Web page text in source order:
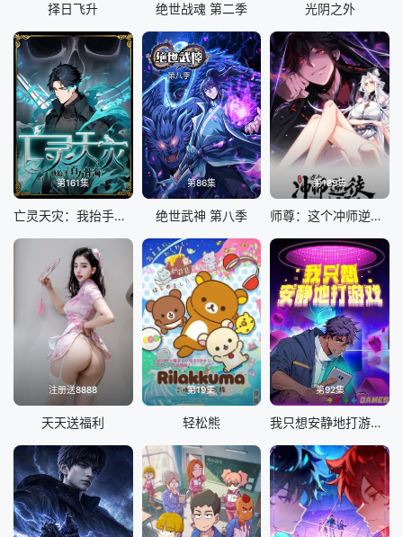
择日飞升 绝世战魂 第二季 光阴之外
第161集
亡灵天灾：我抬手百万骨海 动态漫
第86集
绝世武神 第八季
第189集
师尊：这个冲师逆徒才不是圣子 动态漫画
注册送8888
天天送福利
第19集
轻松熊
第92集
我只想安静地打游戏第二季